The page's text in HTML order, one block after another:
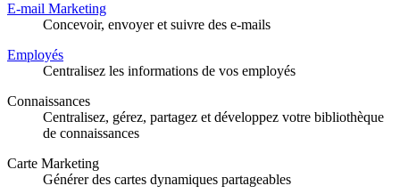
E-mail Marketing
Concevoir, envoyer et suivre des e-mails
Employés
Centralisez les informations de vos employés
Connaissances
Centralisez, gérez, partagez et développez votre bibliothèque
de connaissances
Carte Marketing
Générer des cartes dynamiques partageables